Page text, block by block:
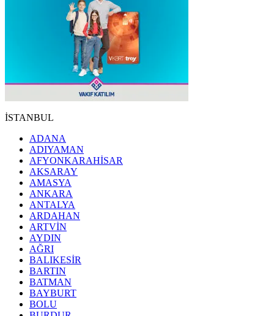
İSTANBUL
ADANA
ADIYAMAN
AFYONKARAHİSAR
AKSARAY
AMASYA
ANKARA
ANTALYA
ARDAHAN
ARTVİN
AYDIN
AĞRI
BALIKESİR
BARTIN
BATMAN
BAYBURT
BOLU